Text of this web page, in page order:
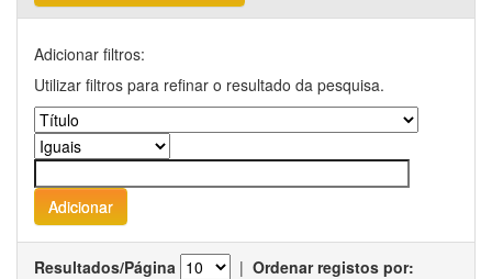
Adicionar filtros:
Utilizar filtros para refinar o resultado da pesquisa.
Resultados/Página | Ordenar registos por: